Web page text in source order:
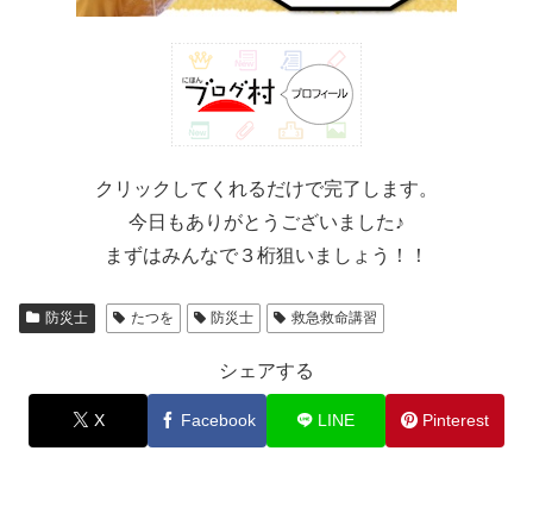
クリックしてくれるだけで完了します。
今日もありがとうございました♪
まずはみんなで３桁狙いましょう！！
防災士 たつを 防災士 救急救命講習
シェアする
X Facebook LINE Pinterest